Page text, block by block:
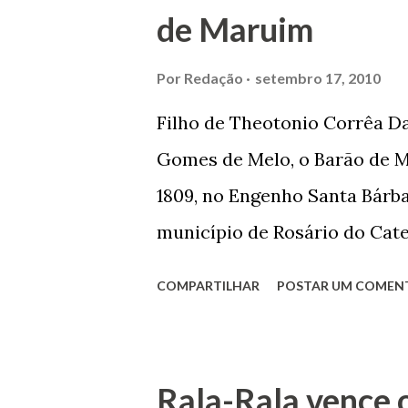
primeiro plano para auxiliar
garçon, dono de bar, de
incontáveis vezes que
normal em trocas de gorjetas
de Maruim
Por Redação setembro 17, 2010
Filho de Theotonio Corrêa
Gomes de Melo, o Barão de
1809, no Engenho Santa
município de Rosário do
COMPARTILHAR POSTAR UM